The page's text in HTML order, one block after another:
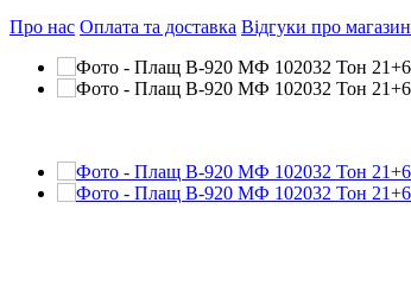
Про нас Оплата та доставка Відгуки про магазин